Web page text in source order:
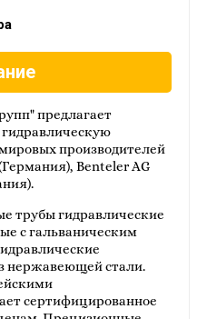
предлагает
производителей
Benteler AG
трубы гидравлические
с гальваническим
нержавеющей стали.
сертифицированное